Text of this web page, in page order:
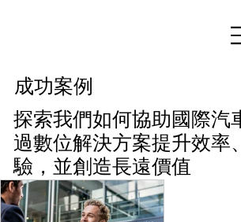
成功案例
探索我們如何協助國際汽
過數位解決方案提升效率
驗，並創造長遠價值